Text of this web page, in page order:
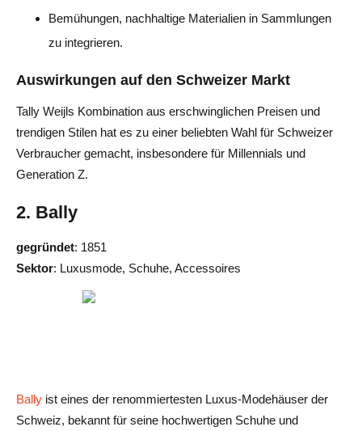
Bemühungen, nachhaltige Materialien in Sammlungen
zu integrieren.
Auswirkungen auf den Schweizer Markt
Tally Weijls Kombination aus erschwinglichen Preisen und
trendigen Stilen hat es zu einer beliebten Wahl für Schweizer
Verbraucher gemacht, insbesondere für Millennials und
Generation Z.
2. Bally
gegründet: 1851
Sektor: Luxusmode, Schuhe, Accessoires
Bally ist eines der renommiertesten Luxus-Modehäuser der
Schweiz, bekannt für seine hochwertigen Schuhe und